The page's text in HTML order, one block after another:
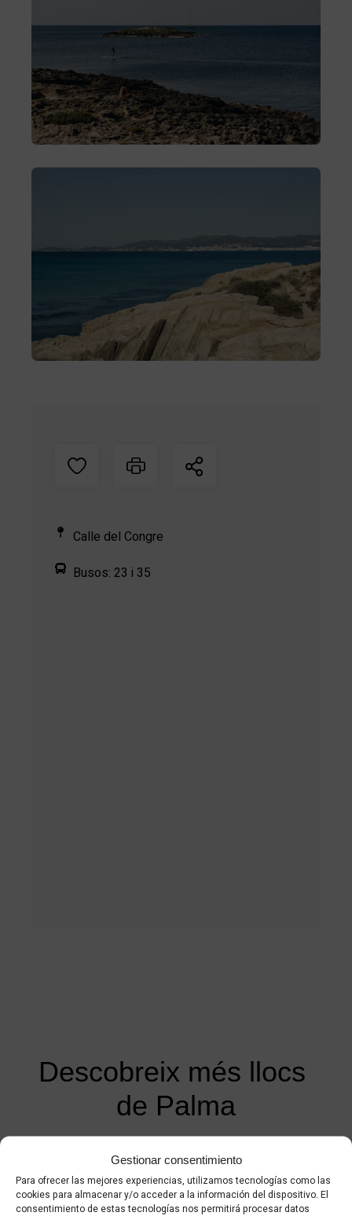
Gestionar consentimiento
Para ofrecer las mejores experiencias, utilizamos tecnologías como las
cookies para almacenar y/o acceder a la información del dispositivo. El
consentimiento de estas tecnologías nos permitirá procesar datos
Calle del Congre
Busos: 23 i 35
Descobreix més llocs
de Palma
monuments o platges que et sorprendran